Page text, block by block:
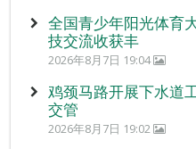
全国青少年阳光体育
技交流收获丰
2026年8月7日 19:04
鸡颈马路开展下水
交管
2026年8月7日 19:02